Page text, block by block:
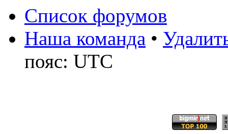
Список форумов
Наша команда •
пояс: UTC